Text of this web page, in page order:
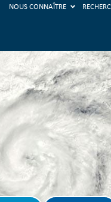
NOUS CONNAÎTRE